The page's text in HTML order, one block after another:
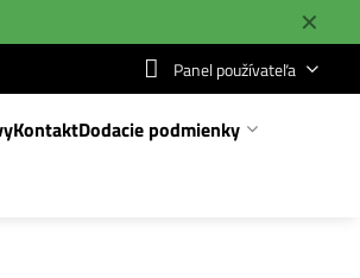
✕
Panel používateľa
KontaktDodacie podmienky